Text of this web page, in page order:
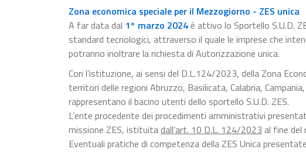
Zona economica speciale per il Mezzogiorno - ZES unica
A far data dal 1° marzo 2024è attivo lo Sportello S.U.D.
standard tecnologici, attraverso il quale le imprese che
potranno inoltrare la richiesta di Autorizzazione unica.
Con l’istituzione, ai sensi del D.L.124/2023, della Zona
territori delle regioni Abruzzo, Basilicata, Calabria,
rappresentano il bacino utenti dello sportello S.U.D. ZES.
L’ente procedente dei procedimenti amministrativi
missione ZES, istituitadall’art. 10 D.L. 124/2023 al fine del
Eventuali pratiche di competenza della ZES Unica